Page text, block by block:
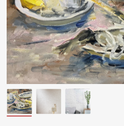
RU EN CN
Каталог
О нас
События